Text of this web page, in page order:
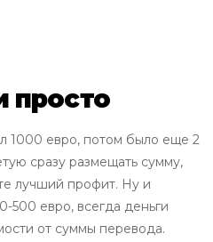
просто
1000 евро, потом было еще 2
сразу размещать сумму,
лучший профит. Ну и
500 евро, всегда деньги
от суммы перевода.